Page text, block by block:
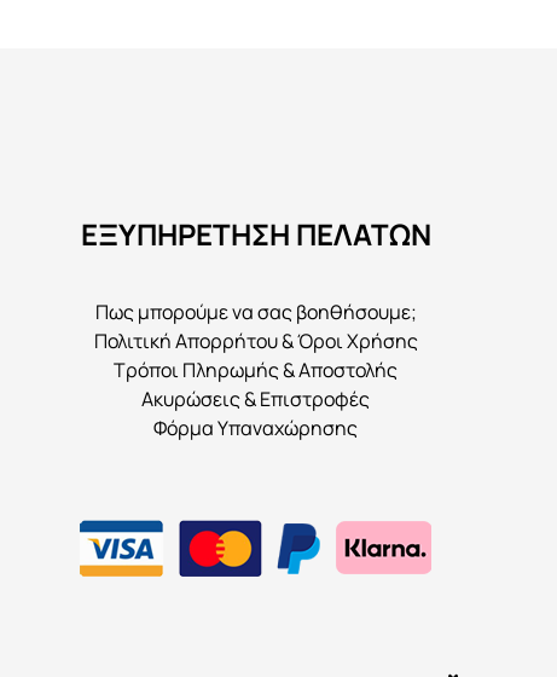
επιλεγούν
προϊόντος
ΕΞΥΠΗΡΕΤΗΣΗ ΠΕΛΑΤΩΝ
Πως μπορούμε να σας βοηθήσουμε;
Πολιτική Απορρήτου & Όροι Χρήσης
Τρόποι Πληρωμής & Αποστολής
Ακυρώσεις & Επιστροφές
Φόρμα Υπαναχώρησης